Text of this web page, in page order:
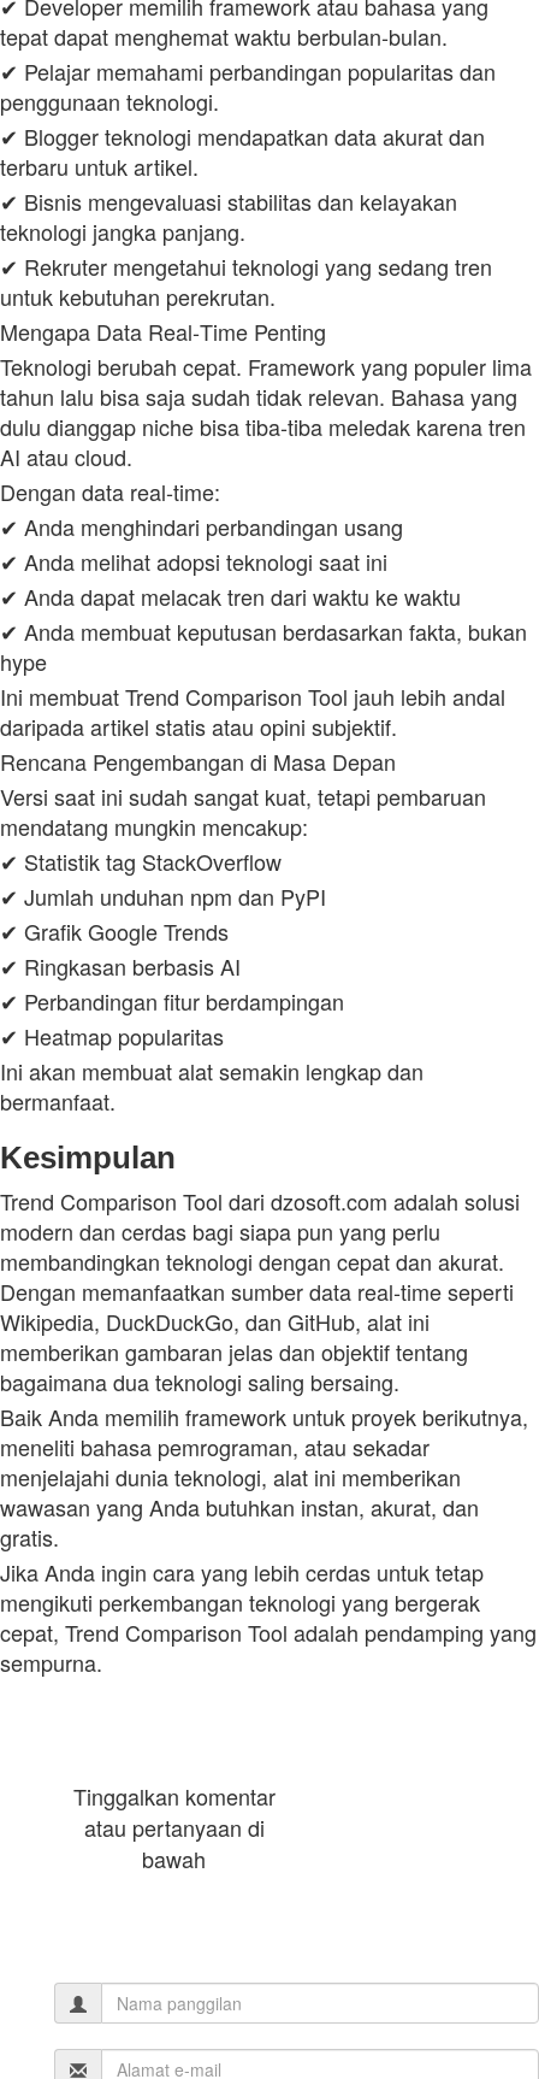
tepat dapat menghemat waktu berbulan‑bulan.
✔ Pelajar memahami perbandingan popularitas dan
penggunaan teknologi.
✔ Blogger teknologi mendapatkan data akurat dan
terbaru untuk artikel.
✔ Bisnis mengevaluasi stabilitas dan kelayakan
teknologi jangka panjang.
✔ Rekruter mengetahui teknologi yang sedang tren
untuk kebutuhan perekrutan.
Mengapa Data Real‑Time Penting
Teknologi berubah cepat. Framework yang populer lima
tahun lalu bisa saja sudah tidak relevan. Bahasa yang
dulu dianggap niche bisa tiba‑tiba meledak karena tren
AI atau cloud.
Dengan data real‑time:
✔ Anda menghindari perbandingan usang
✔ Anda melihat adopsi teknologi saat ini
✔ Anda dapat melacak tren dari waktu ke waktu
✔ Anda membuat keputusan berdasarkan fakta, bukan
hype
Ini membuat Trend Comparison Tool jauh lebih andal
daripada artikel statis atau opini subjektif.
Rencana Pengembangan di Masa Depan
Versi saat ini sudah sangat kuat, tetapi pembaruan
mendatang mungkin mencakup:
✔ Statistik tag StackOverflow
✔ Jumlah unduhan npm dan PyPI
✔ Grafik Google Trends
✔ Ringkasan berbasis AI
✔ Perbandingan fitur berdampingan
✔ Heatmap popularitas
Ini akan membuat alat semakin lengkap dan
bermanfaat.
Kesimpulan
Trend Comparison Tool dari dzosoft.com adalah solusi
modern dan cerdas bagi siapa pun yang perlu
membandingkan teknologi dengan cepat dan akurat.
Dengan memanfaatkan sumber data real‑time seperti
Wikipedia, DuckDuckGo, dan GitHub, alat ini
memberikan gambaran jelas dan objektif tentang
bagaimana dua teknologi saling bersaing.
Baik Anda memilih framework untuk proyek berikutnya,
meneliti bahasa pemrograman, atau sekadar
menjelajahi dunia teknologi, alat ini memberikan
wawasan yang Anda butuhkan instan, akurat, dan
gratis.
Jika Anda ingin cara yang lebih cerdas untuk tetap
mengikuti perkembangan teknologi yang bergerak
cepat, Trend Comparison Tool adalah pendamping yang
sempurna.
Tinggalkan komentar
atau pertanyaan di
bawah